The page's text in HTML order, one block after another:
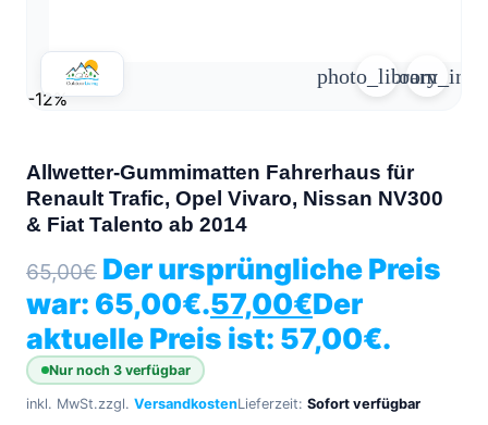
car_repair
Support
phone
+39
0471
962
540
4,6
Google
Facebook
-12%
zoom_in
photo_library
Allwetter-Gummimatten Fahrerhaus für
Renault Trafic, Opel Vivaro, Nissan NV300
& Fiat Talento ab 2014
65,00€ Der ursprüngliche Preis
war: 65,00€.57,00€Der
aktuelle Preis ist: 57,00€.
Nur noch 3 verfügbar
inkl. MwSt.zzgl. VersandkostenLieferzeit: Sofort verfügbar